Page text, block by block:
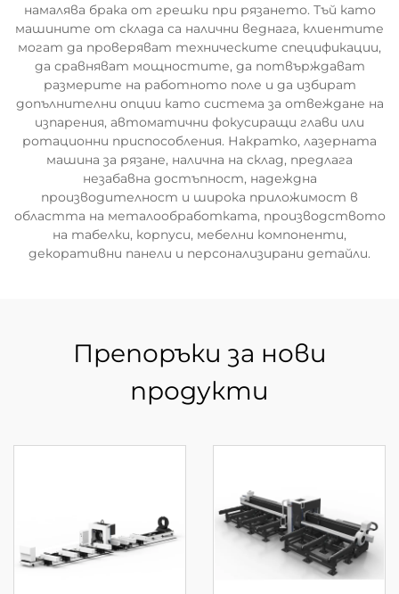
намалява брака от грешки при рязането. Тъй като
машините от склада са налични веднага, клиентите
могат да проверяват техническите спецификации,
да сравняват мощностите, да потвърждават
размерите на работното поле и да избират
допълнителни опции като система за отвеждане на
изпарения, автоматични фокусиращи глави или
ротационни приспособления. Накратко, лазерната
машина за рязане, налична на склад, предлага
незабавна достъпност, надеждна
производителност и широка приложимост в
областта на металообработката, производството
на табелки, корпуси, мебелни компоненти,
декоративни панели и персонализирани детайли.
Препоръки за нови
продукти